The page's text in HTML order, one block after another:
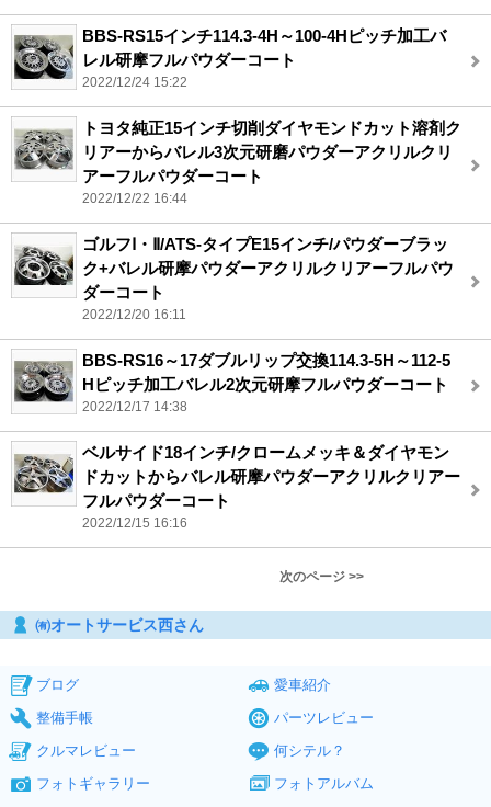
BBS-RS15インチ114.3-4H～100-4Hピッチ加工バ
レル研摩フルパウダーコート
2022/12/24 15:22
トヨタ純正15インチ切削ダイヤモンドカット溶剤ク
リアーからバレル3次元研磨パウダーアクリルクリ
アーフルパウダーコート
2022/12/22 16:44
ゴルフⅠ・Ⅱ/ATS-タイプE15インチ/パウダーブラッ
ク+バレル研摩パウダーアクリルクリアーフルパウ
ダーコート
2022/12/20 16:11
BBS-RS16～17ダブルリップ交換114.3-5H～112-5
Hピッチ加工バレル2次元研摩フルパウダーコート
2022/12/17 14:38
ベルサイド18インチ/クロームメッキ＆ダイヤモン
ドカットからバレル研摩パウダーアクリルクリアー
フルパウダーコート
2022/12/15 16:16
次のページ >>
㈲オートサービス西さん
ブログ
愛車紹介
整備手帳
パーツレビュー
クルマレビュー
何シテル？
フォトギャラリー
フォトアルバム